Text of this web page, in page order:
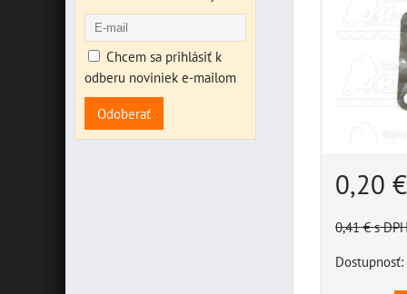
0,20 €
0,41 €s
Dostupnosť:
Chcem sa prihlásiť k
odberu noviniek e-mailom
Odoberať